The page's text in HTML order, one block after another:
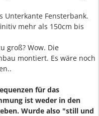
Unterkante Fensterbank.
mehr als 150cm bis
groß? Wow. Die
montiert. Es wäre noch
für das
ist weder in den
Wurde also "still und